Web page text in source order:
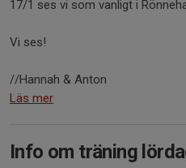
17/1 ses vi som vanligt i
Vi ses!
//Hannah & Anton
Läs mer
Info om träning